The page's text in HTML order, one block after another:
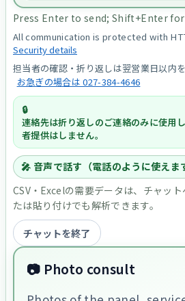
Press Enter to send; Shift+Enter
All communication is protected with
Security details
担当者の確認・折り返しは翌営業日以内を
お急ぎの場合は 027-384-4646
連絡先は折り返しのご連絡のみに使用
者提供はしません。
🎤 音声で話す（電話のように使えま
CSV・Excelの需要データは、チャッ
たは貼り付けでも解析できます。
チャットを終了
📷 Photo consult